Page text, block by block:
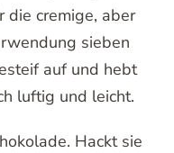
die cremige, aber
sieben
auf und hebt
luftig und leicht.
Hackt sie